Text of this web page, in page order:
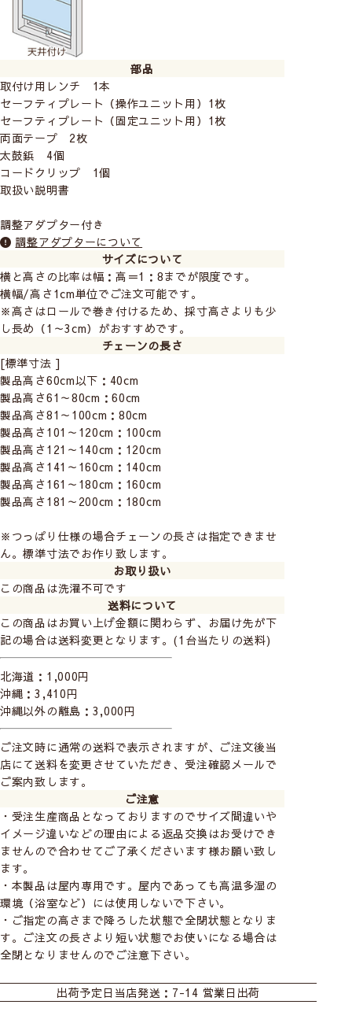
▲サバンナ 左の腰窓がつっぱりタイプ
右の掃き出し窓は正面付けのロールスクリーンです。同
窓を覆う正面付けができるロールスクリーンはこちらか
ら⇒earthの恵み(ベーシックタイプ)
《 カラーバリエーション 》
スノー 雲 ウッド
マーガレッ
ト
白銀
※モニターの設定や環境により、実際の商品の色と異なって
見える場合がございます。
パソコンでは分からない生地の質感や実際の色は無料サンプ
ル請求にて是非ご確認ください。
幅が小さめの小窓や間仕切りであれば重量もそこまで重
部品
取付け用レンチ 1本
セーフティプレート（操作ユニット用）1枚
セーフティプレート（固定ユニット用）1枚
両面テープ 2枚
太鼓鋲 4個
コードクリップ 1個
取扱い説明書
調整アダプター付き
調整アダプターについて
サイズについて
横と高さの比率は幅：高＝1：8までが限度です。
横幅/高さ1cm単位でご注文可能です。
※高さはロールで巻き付けるため、採寸高さよりも少
し長め（1～3cm）がおすすめです。
チェーンの長さ
[標準寸法 ]
製品高さ60cm以下：40cm
製品高さ61～80cm：60cm
製品高さ81～100cm：80cm
製品高さ101～120cm：100cm
製品高さ121～140cm：120cm
製品高さ141～160cm：140cm
製品高さ161～180cm：160cm
製品高さ181～200cm：180cm
※つっぱり仕様の場合チェーンの長さは指定できませ
ん。標準寸法でお作り致します。
お取り扱い
この商品は洗濯不可です
送料について
この商品はお買い上げ金額に関わらず、お届け先が下
記の場合は送料変更となります。(1台当たりの送料)
北海道：1,000円
沖縄：3,410円
沖縄以外の離島：3,000円
ご注文時に通常の送料で表示されますが、ご注文後当
店にて送料を変更させていただき、受注確認メールで
ご案内致します。
ご注意
・受注生産商品となっておりますのでサイズ間違いや
イメージ違いなどの理由による返品交換はお受けでき
ませんので合わせてご了承くださいます様お願い致し
ます。
・本製品は屋内専用です。屋内であっても高温多湿の
環境（浴室など）には使用しないで下さい。
・ご指定の高さまで降ろした状態で全閉状態となりま
す。ご注文の長さより短い状態でお使いになる場合は
全閉となりませんのでご注意下さい。
出荷予定日 当店発送：7-14 営業日出荷